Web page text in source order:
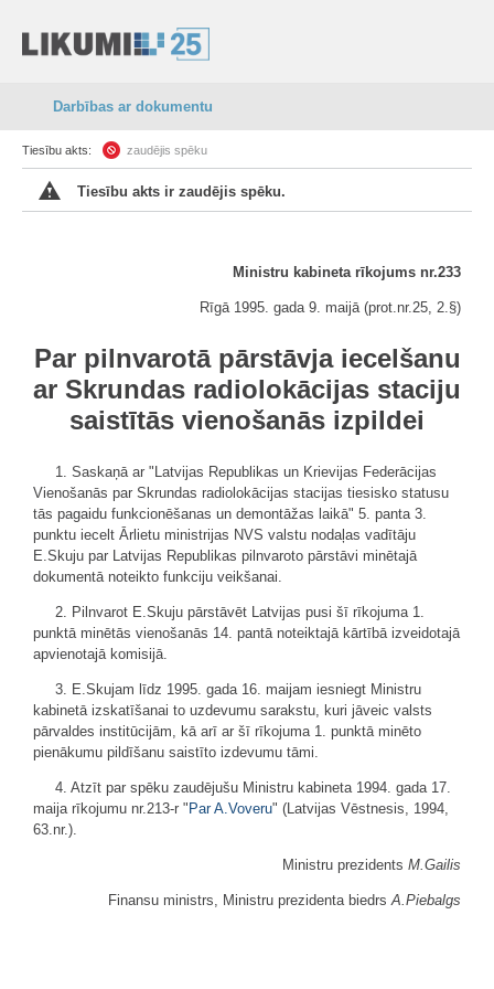
Darbības ar dokumentu
Tiesību akts: zaudējis spēku
Tiesību akts ir zaudējis spēku.
Ministru kabineta rīkojums nr.233
Rīgā 1995. gada 9. maijā (prot.nr.25, 2.§)
Par pilnvarotā pārstāvja iecelšanu
ar Skrundas radiolokācijas staciju
saistītās vienošanās izpildei
1. Saskaņā ar "Latvijas Republikas un Krievijas Federācijas
Vienošanās par Skrundas radiolokācijas stacijas tiesisko statusu
tās pagaidu funkcionēšanas un demontāžas laikā" 5. panta 3.
punktu iecelt Ārlietu ministrijas NVS valstu nodaļas vadītāju
E.Skuju par Latvijas Republikas pilnvaroto pārstāvi minētajā
dokumentā noteikto funkciju veikšanai.
2. Pilnvarot E.Skuju pārstāvēt Latvijas pusi šī rīkojuma 1.
punktā minētās vienošanās 14. pantā noteiktajā kārtībā izveidotajā
apvienotajā komisijā.
3. E.Skujam līdz 1995. gada 16. maijam iesniegt Ministru
kabinetā izskatīšanai to uzdevumu sarakstu, kuri jāveic valsts
pārvaldes institūcijām, kā arī ar šī rīkojuma 1. punktā minēto
pienākumu pildīšanu saistīto izdevumu tāmi.
4. Atzīt par spēku zaudējušu Ministru kabineta 1994. gada 17.
maija rīkojumu nr.213-r " Par A.Voveru" (Latvijas Vēstnesis, 1994,
63.nr.).
Ministru prezidents M.Gailis
Finansu ministrs, Ministru prezidenta biedrsA.Piebalgs